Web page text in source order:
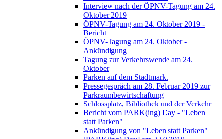
Interview nach der ÖPNV-Tagung am 24.
Oktober 2019
ÖPNV-Tagung am 24. Oktober 2019 -
Bericht
ÖPNV-Tagung am 24. Oktober -
Ankündigung
Tagung zur Verkehrswende am 24.
Oktober
Parken auf dem Stadtmarkt
Pressegespräch am 28. Februar 2019 zur
Parkraumbewirtschaftung
Schlossplatz, Bibliothek und der Verkehr
Bericht vom PARK(ing) Day - "Leben
statt Parken"
Ankündigung von "Leben statt Parken"